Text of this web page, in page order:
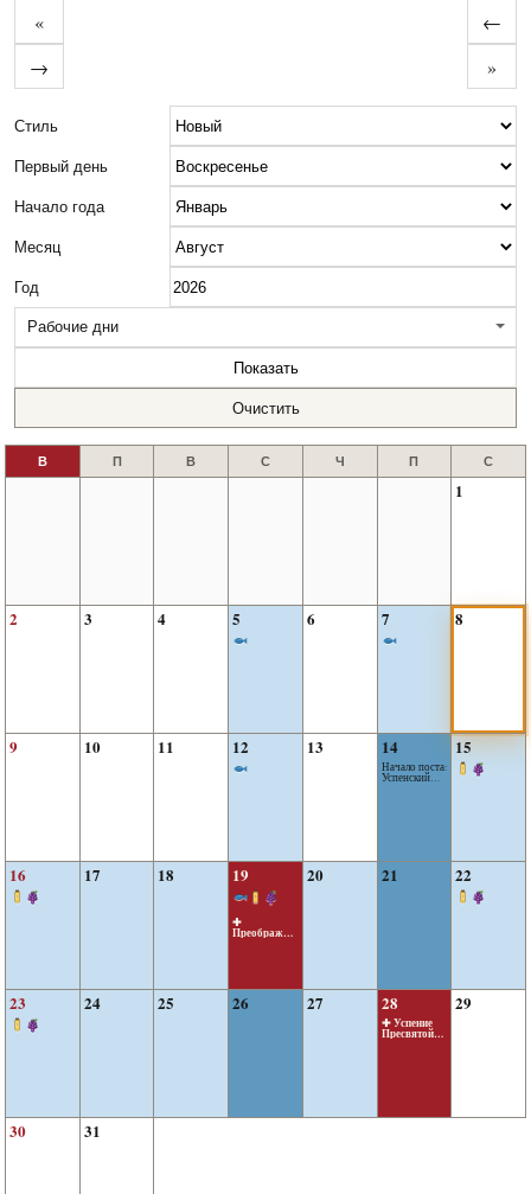
« ←
→ »
Стиль
Первый день
Начало года
Месяц
Год
Рабочие дни
Показать
Очистить
1
2 3 4 5 6 7 8
9 10 11 12 13 14
Начало поста:
Успенский
15
16 17 18 19
✚
Преображен
ие Господне
20 21 22
23 24 25 26 27 28
✚ Успение
Пресвятой
Богородицы
29
30 31